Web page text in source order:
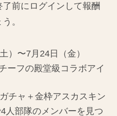
前にログインして報酬
。
）〜7月24日（金）
ーフの殿堂級コラボアイ
チャ＋金枠アスカスキン
4人部隊のメンバーを見つ